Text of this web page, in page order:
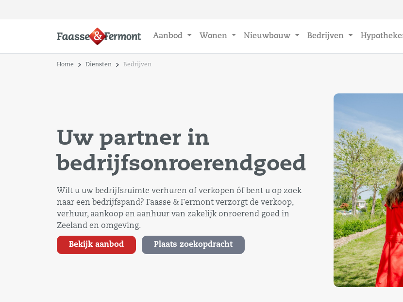
Aanbod Wonen Nieuwbouw Bedrijven
Home Diensten Bedrijven
Uw partner in
bedrijfsonroerendgoed
Wilt u uw bedrijfsruimte verhuren of verkopen óf bent u op zoek
naar een bedrijfspand? Faasse & Fermont verzorgt de verkoop,
verhuur, aankoop en aanhuur van zakelijk onroerend goed in
Zeeland en omgeving.
Bekijk aanbod Plaats zoekopdracht